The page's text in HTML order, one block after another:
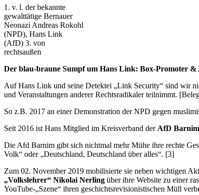
1. v. l. der bekannte
gewalttätige Bernauer
Neonazi Andreas Rokohl
(NPD), Hans Link
(AfD) 3. von
rechtsaußen
Der blau-braune Sumpf um Hans Link: Box-Promoter
Auf Hans Link und seine Detektei „Link Security“ sind wir
und Veranstaltungen anderer Rechtsradikaler teilnimmt.
So z.B. 2017 an einer Demonstration der NPD gegen
Seit 2016 ist Hans Mitglied im Kreisverband der AfD Barnim
Die Afd Barnim gibt sich nichtmal mehr Mühe ihre rechte
Volk“ oder „Deutschland, Deutschland über alles“. [3]
Zum 02. November 2019 mobilisierte sie neben wichtigen
„Volkslehrer“ Nikolai Nerling über ihre Website zu einer
YouTube-„Szene“ ihren geschichtsrevisionistischen Müll